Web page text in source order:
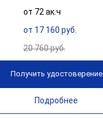
от 72 ак.ч
от 17 160 руб.
20 760 руб.
Получить удостоверение
Подробнее